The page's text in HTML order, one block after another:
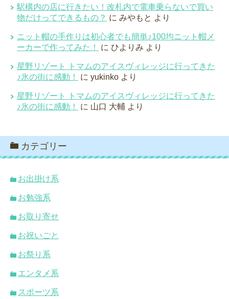
駅構内の店に行きたい！改札内で電車乗らないで買い
物だけってできるもの？ に みやもと より
ニット帽の手作りは初心者でも簡単♪100均ニット帽メ
ーカーで作ってみた！
に ひよりみ より
星野リゾート トマムのアイスヴィレッジに行ってきた
♪氷の街に感動！
に yukinko より
星野リゾート トマムのアイスヴィレッジに行ってきた
♪氷の街に感動！
に 山口 大輔 より
カテゴリー
お出掛け系
お勉強系
お取り寄せ
お祝いごと
お祭り系
エンタメ系
スポーツ系